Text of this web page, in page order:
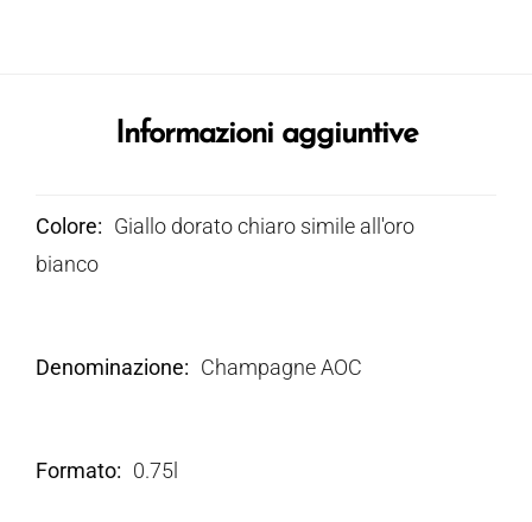
Informazioni aggiuntive
Colore
Giallo dorato chiaro simile all'oro
bianco
Denominazione Champagne AOC
Formato 0.75l